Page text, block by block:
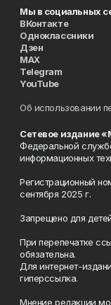
Мы в социальных
ВКонтакте
Одноклассники
Дзен
MAX
Telegram
YouTube
Об использовании
Сетевое издание
Федеральной
информационных
Регистрационный
сентября 2025 г.
Запрещено для
При перепечатке
обязательна.
Для интернет-
гиперссылка.
Мнение редакции